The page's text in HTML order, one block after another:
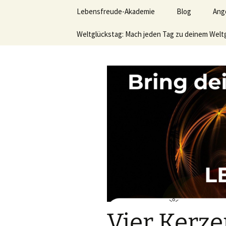
Lerne deinen stressigen Alltag
Lebensfreude-Akademie Blog
Weltglückstag: Mach jeden Tag zu deinem